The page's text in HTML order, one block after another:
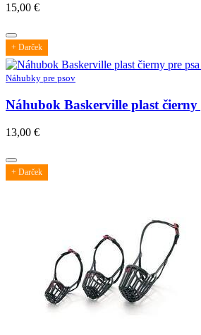
15,00 €
+ Darček
Náhubky pre psov
Náhubok Baskerville plast čierny
13,00 €
+ Darček